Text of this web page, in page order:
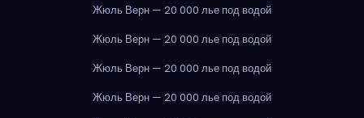
Жюль Верн — 20 000 лье под водой
Жюль Верн — 20 000 лье под водой
Жюль Верн — 20 000 лье под водой
Жюль Верн — 20 000 лье под водой